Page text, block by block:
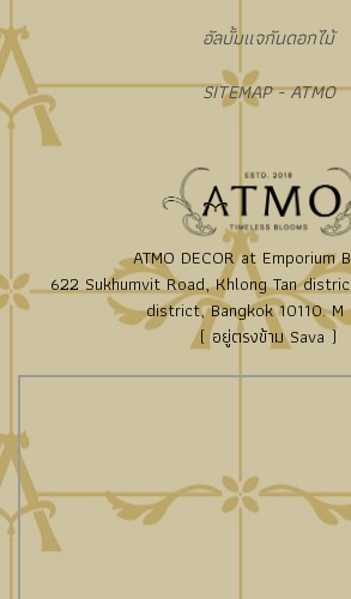
อัลบั้มแจกันดอกไม้
SITEMAP - ATMO
ATMO DECOR at Emporium
622 Sukhumvit Road, Khlong Tan
district, Bangkok 10110. M
( อยู่ตรงข้าม Sava )